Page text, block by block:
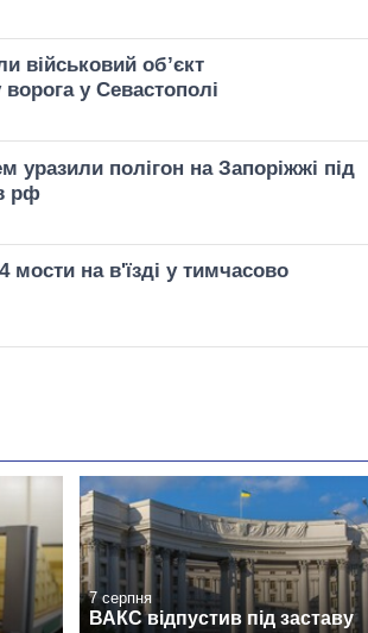
військовий об’єкт
у Севастополі
уразили полігон на Запоріжжі під
рф
на в'їзді у тимчасово
7 серпня
ВАКС відпустив під заставу